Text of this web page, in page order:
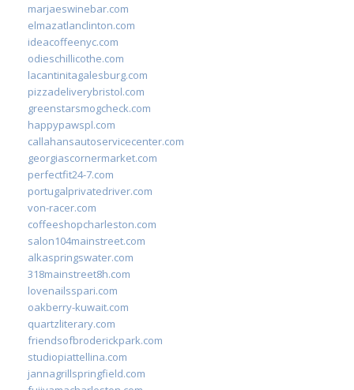
marjaeswinebar.com
elmazatlanclinton.com
ideacoffeenyc.com
odieschillicothe.com
lacantinitagalesburg.com
pizzadeliverybristol.com
greenstarsmogcheck.com
happypawspl.com
callahansautoservicecenter.com
georgiascornermarket.com
perfectfit24-7.com
portugalprivatedriver.com
von-racer.com
coffeeshopcharleston.com
salon104mainstreet.com
alkaspringswater.com
318mainstreet8h.com
lovenailsspari.com
oakberry-kuwait.com
quartzliterary.com
friendsofbroderickpark.com
studiopiattellina.com
jannagrillspringfield.com